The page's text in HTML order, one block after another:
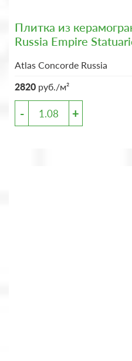
Плитка из
Russia Empire
Atlas Concorde Russia
2820 руб./м²
- +